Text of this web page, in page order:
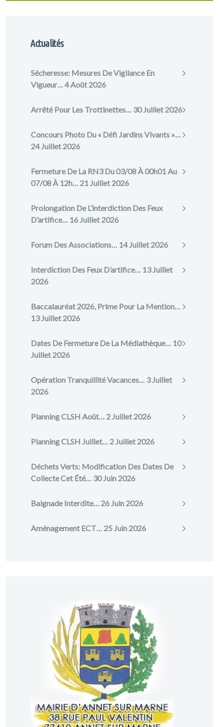
Actualités
Sécheresse: Mesures De Vigilance En
Vigueur…4 Août 2026
Arrêté Pour Les Trottinettes… 30 Juillet 2026
Concours Photo Du « Défi Jardins Vivants »…
24 Juillet 2026
Fermeture De La RN3 Du 03/08 À 00h01 Au
07/08 À 12h… 21 Juillet 2026
Prolongation De L’interdiction Des Feux
D’artifice… 16 Juillet 2026
Forum Des Associations… 14 Juillet 2026
Interdiction Des Feux D’artifice… 13 Juillet
2026
Baccalauréat 2026, Prime Pour La Mention…
13 Juillet 2026
Dates De Fermeture De La Médiathèque… 10
Juillet 2026
Opération Tranquillité Vacances… 3 Juillet
2026
Planning CLSH Août… 2 Juillet 2026
Planning CLSH Juillet… 2 Juillet 2026
Déchets Verts: Modification Des Dates De
Collecte Cet Été… 30 Juin 2026
Baignade Interdite… 26 Juin 2026
Aménagement ECT… 25 Juin 2026